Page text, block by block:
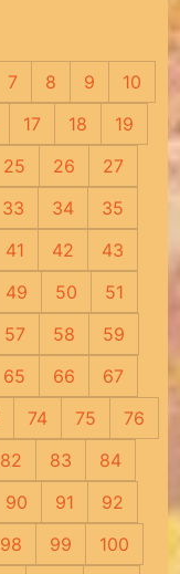
7 8 9
10
17 18
19
25 26
27
33 34
35
41 42
43
49 50
51
57 58
59
65 66
67
74 75
76
82 83
84
90 91
92
98 99
100